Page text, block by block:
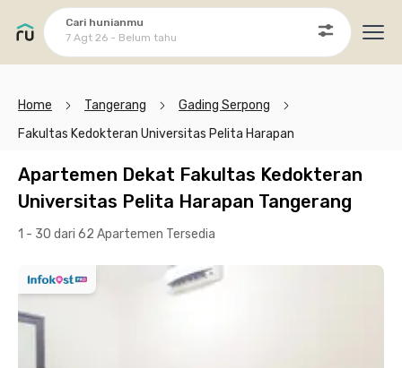
Cari hunianmu
7 Agt 26 - Belum tahu
Home Tangerang
Gading Serpong
Fakultas Kedokteran Universitas Pelita Harapan
Apartemen Dekat Fakultas Kedokteran
Universitas Pelita Harapan Tangerang
1 - 30 dari 62 Apartemen Tersedia